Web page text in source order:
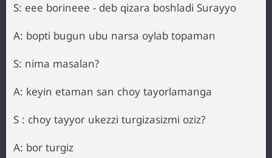
S: eee borineee - deb qizara boshladi Surayyo
A: bopti bugun ubu narsa oylab topaman
S: nima masalan?
A: keyin etaman san choy tayorlamanga
S : choy tayyor ukezzi turgizasizmi oziz?
A: bor turgiz